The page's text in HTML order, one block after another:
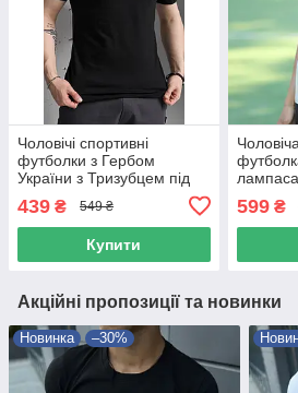
Чоловічі спортивні
футболки з Гербом
України з Тризубцем під
439 ₴ 549 ₴
Купити
599₴
Акційні пропозиції та новинки
Новинка –30%